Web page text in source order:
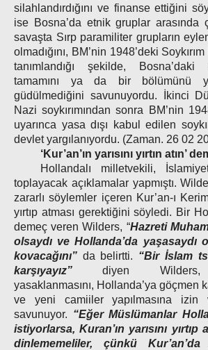
silahlandırdığını ve finanse ettiğini
ise Bosna’da etnik gruplar arasında
savaşta Sırp paramiliter grupların
olmadığını, BM’nin 1948’deki
tanımlandığı şekilde,
tamamını ya da bir bölümünü
güdülmediğini savunuyordu. İkinci
Nazi soykırımından sonra BM’nin
uyarınca yasa dışı kabul edilen
devlet yargılanıyordu. (Zaman. 26 02
‘Kur’an’ın yarısını yırtın atın’
Hollandalı milletvekili,
toplayacak açıklamalar yapmıştı.
zararlı söylemler içeren Kur’an-ı
yırtıp atması gerektiğini söyledi. Bir
demeç veren Wilders, “Hazreti
olsaydı ve Hollanda’da yaşasaydı
kovacağını” da belirtti. “Bir İslam
karşıyayız” diyen Wilders,
yasaklanmasını, Hollanda’ya göçmen
ve yeni camiiler yapılmasına izin
savunuyor. “Eğer Müslümanlar
istiyorlarsa, Kuran’ın yarısını yırtıp
dinlememeliler, çünkü